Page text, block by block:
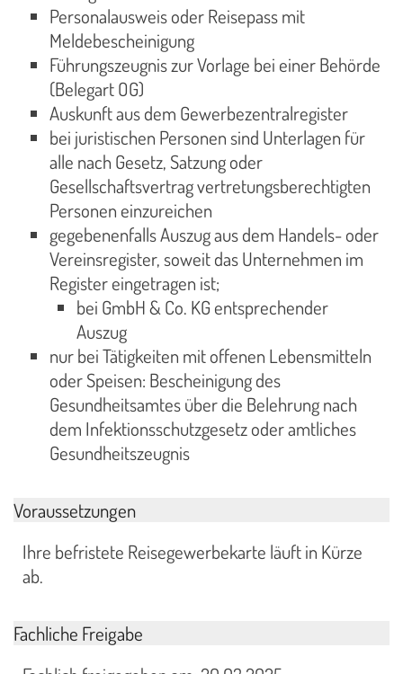
Personalausweis oder Reisepass mit
Meldebescheinigung
Führungszeugnis zur Vorlage bei einer Behörde
(Belegart OG)
Auskunft aus dem Gewerbezentralregister
bei juristischen Personen sind Unterlagen für
alle nach Gesetz, Satzung oder
Gesellschaftsvertrag vertretungsberechtigten
Personen einzureichen
gegebenenfalls Auszug aus dem Handels- oder
Vereinsregister, soweit das Unternehmen im
Register eingetragen ist;
bei GmbH & Co. KG entsprechender
Auszug
nur bei Tätigkeiten mit offenen Lebensmitteln
oder Speisen: Bescheinigung des
Gesundheitsamtes über die Belehrung nach
dem Infektionsschutzgesetz oder amtliches
Gesundheitszeugnis
Voraussetzungen
Ihre befristete Reisegewerbekarte läuft in Kürze
ab.
Fachliche Freigabe